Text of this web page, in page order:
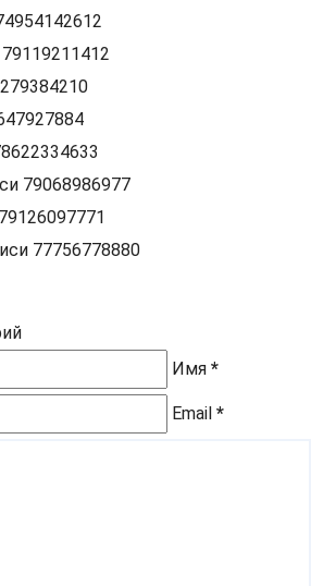
79119211412
79068986977
79126097771
77756778880
Имя *
Email *